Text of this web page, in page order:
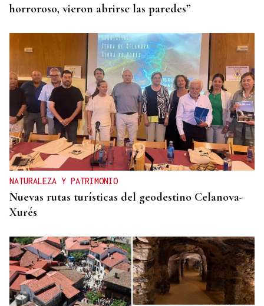
horroroso, vieron abrirse las paredes”
NATURALEZA Y PATRIMONIO
Nuevas rutas turísticas del geodestino Celanova-
Xurés